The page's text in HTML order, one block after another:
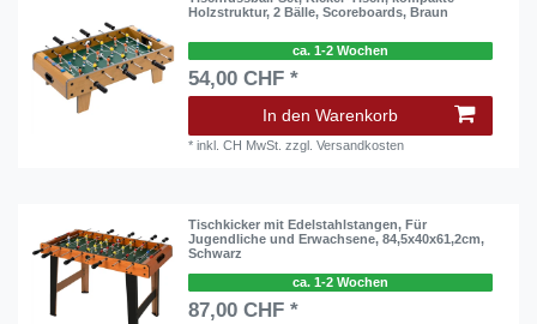
Holzstruktur, 2 Bälle, Scoreboards, Braun
ca. 1-2 Wochen
54,00 CHF *
In den Warenkorb
*inkl. CH MwSt. zzgl.Versandkosten
Tischkicker mit Edelstahlstangen, Für
Jugendliche und Erwachsene, 84,5x40x61,2cm,
Schwarz
ca. 1-2 Wochen
87,00 CHF *